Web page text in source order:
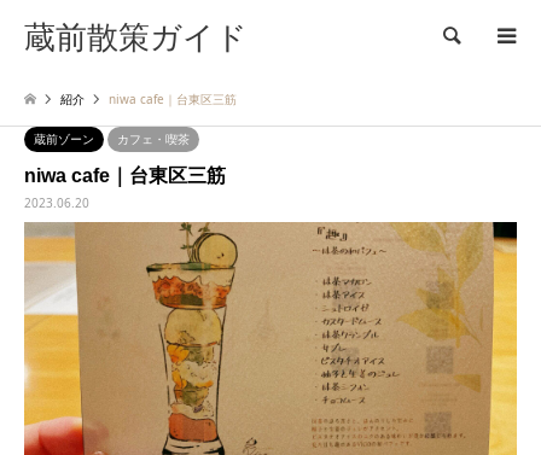
蔵前散策ガイド 検索
紹介 niwa cafe｜台東区三筋
蔵前ゾーン カフェ・喫茶
niwa cafe｜台東区三筋
2023.06.20